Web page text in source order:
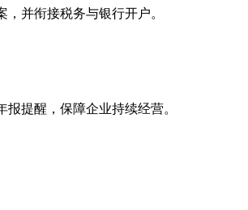
，并衔接税务与银行开户。
报提醒，保障企业持续经营。